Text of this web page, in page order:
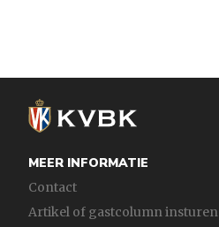
MEER INFORMATIE
Contact
Artikel of gastcolumn insturen